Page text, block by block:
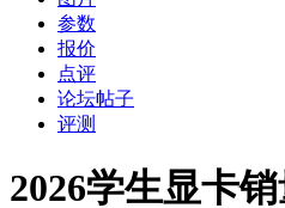
参数
报价
点评
论坛帖子
评测
2026学生显卡